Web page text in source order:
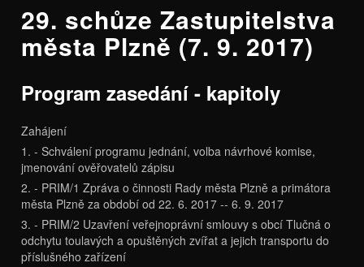
29. schůze Zastupitelstva
města Plzně (7. 9. 2017)
Program zasedání - kapitoly
Zahájení
1. - Schválení programu jednání, volba návrhové komise,
jmenování ověřovatelů zápisu
2. - PRIM/1 Zpráva o činnosti Rady města Plzně a primátora
města Plzně za období od 22. 6. 2017 -- 6. 9. 2017
3. - PRIM/2 Uzavření veřejnoprávní smlouvy s obcí Tlučná o
odchytu toulavých a opuštěných zvířat a jejich transportu do
příslušného zařízení